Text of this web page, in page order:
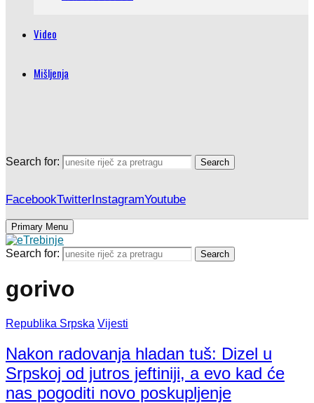
Video
Mišljenja
Search for: Search
FacebookTwitterInstagramYoutube
Primary Menu
Search for: Search
gorivo
Republika Srpska Vijesti
Nakon radovanja hladan tuš: Dizel u
Srpskoj od jutros jeftiniji, a evo kad će
nas pogoditi novo poskupljenje